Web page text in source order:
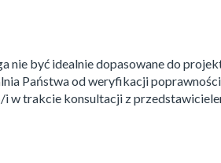
nie być idealnie dopasowane do
Państwa od weryfikacji
w trakcie konsultacji z